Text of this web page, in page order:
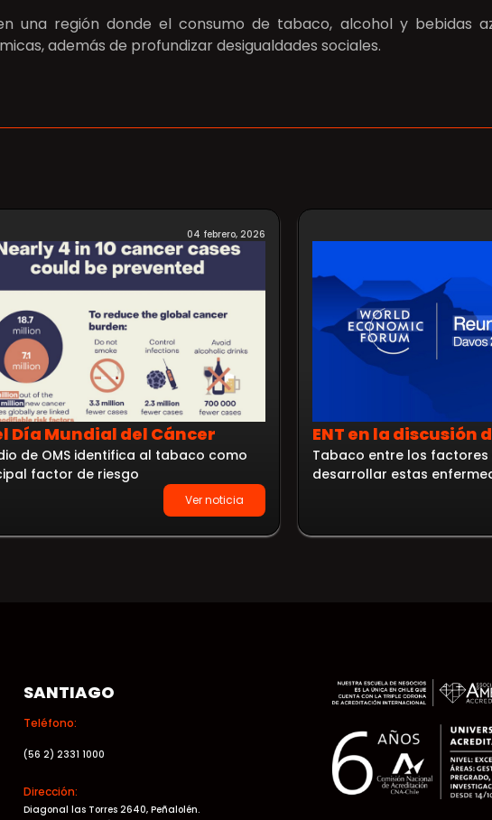
una región donde el consumo de tabaco, alcohol y bebidas
además de profundizar desigualdades sociales.
04 febrero, 2026
Día Mundial del Cáncer
de OMS identifica al tabaco como
factor de riesgo
Ver noticia
ENT en la discusión
Tabaco entre los
desarrollar estas
SANTIAGO
Teléfono:
(56 2) 2331 1000
Dirección:
Diagonal las Torres 2640, Peñalolén.